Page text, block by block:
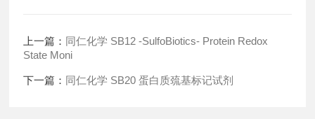
上一篇： 同仁化学 SB12 -SulfoBiotics- Protein Redox
State Moni
下一篇： 同仁化学 SB20 蛋白质巯基标记试剂